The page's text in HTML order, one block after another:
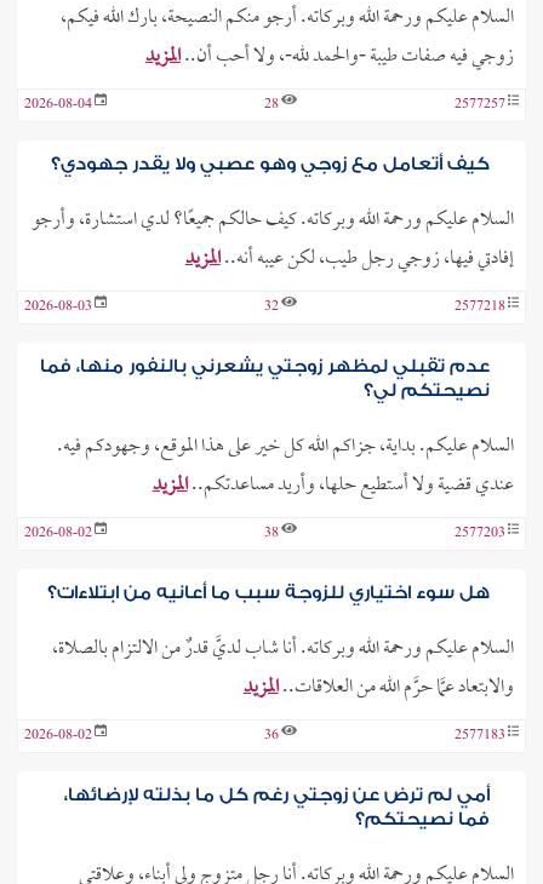
السلام عليكم ورحمة الله وبركاته. أرجو منكم النصيحة، بارك الله فيكم،
زوجي فيه صفات طيبة -والحمد لله-، ولا أحب أن..المزيد
2577257
28
2026-08-04
كيف أتعامل مع زوجي وهو عصبي ولا يقدر جهودي؟
السلام عليكم ورحمة الله وبركاته. كيف حالكم جميعًا؟ لدي استشارة، وأرجو
إفادتي فيها، زوجي رجل طيب، لكن عيبه أنه..المزيد
2577218
32
2026-08-03
عدم تقبلي لمظهر زوجتي يشعرني بالنفور منها، فما
نصيحتكم لي؟
السلام عليكم. بداية، جزاكم الله كل خير على هذا الموقع، وجهودكم فيه.
عندي قضية ولا أستطيع حلها، وأريد مساعدتكم..المزيد
2577203
38
2026-08-02
هل سوء اختياري للزوجة سبب ما أعانيه من ابتلاءات؟
السلام عليكم ورحمة الله وبركاته. أنا شاب لديَّ قدرٌ من الالتزام بالصلاة،
والابتعاد عمَّا حرَّم الله من العلاقات..المزيد
2577183
36
2026-08-02
أمي لم ترض عن زوجتي رغم كل ما بذلته لإرضائها،
فما نصيحتكم؟
السلام عليكم ورحمة الله وبركاته. أنا رجل متزوج ولي أبناء، وعلاقتي